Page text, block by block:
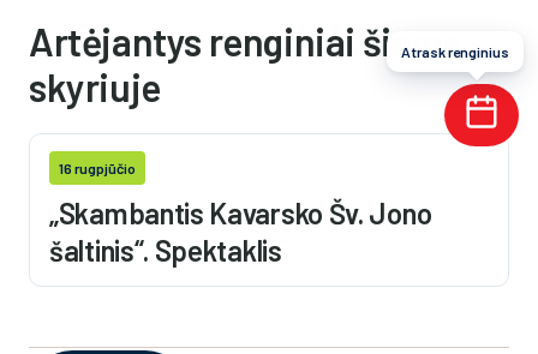
Artėjantys renginiai šiame
skyriuje
16 rugpjūčio
„Skambantis Kavarsko Šv. Jono
šaltinis“. Spektaklis
Atrask renginius